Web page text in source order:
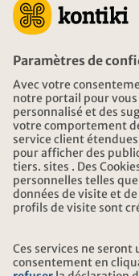
CONSEIL
URGENCES EN
HEURES
TÉLÉCHARGEMENT
ADRESSE
AU SUJET DE
CERTIFICATION